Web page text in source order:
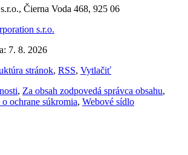
Čierna Voda 468, 925 06
s.r.o.
7. 8. 2026
stránok, RSS, Vytlačiť
, Za obsah zodpovedá správca obsahu,
ochrane súkromia, Webové sídlo